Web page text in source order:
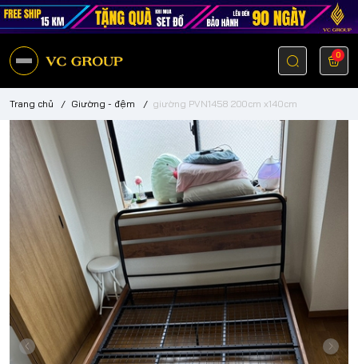
0
Trang chủ / Giường - đệm / giường PVN1458 200cm x140cm